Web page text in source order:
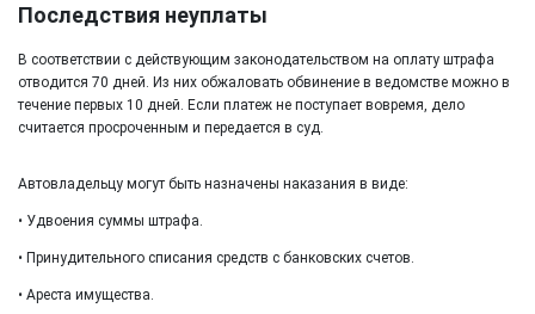
Последствия неуплаты
В соответствии с действующим законодательством на оплату штрафа
отводится 70 дней. Из них обжаловать обвинение в ведомстве можно в
течение первых 10 дней. Если платеж не поступает вовремя, дело
считается просроченным и передается в суд.
Автовладельцу могут быть назначены наказания в виде:
• Удвоения суммы штрафа.
• Принудительного списания средств с банковских счетов.
• Ареста имущества.